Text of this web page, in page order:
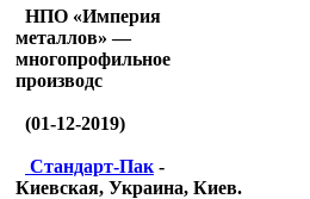
НПО «Империя
металлов» —
многопрофильное
производс
(01-12-2019)
Стандарт-Пак -
Киевская, Украина, Киев.